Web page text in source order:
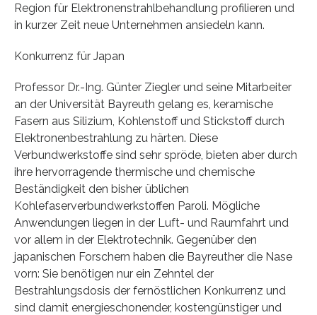
Region für Elektronenstrahlbehandlung profilieren und
in kurzer Zeit neue Unternehmen ansiedeln kann.
Konkurrenz für Japan
Professor Dr.-Ing. Günter Ziegler und seine Mitarbeiter
an der Universität Bayreuth gelang es, keramische
Fasern aus Silizium, Kohlenstoff und Stickstoff durch
Elektronenbestrahlung zu härten. Diese
Verbundwerkstoffe sind sehr spröde, bieten aber durch
ihre hervorragende thermische und chemische
Beständigkeit den bisher üblichen
Kohlefaserverbundwerkstoffen Paroli. Mögliche
Anwendungen liegen in der Luft- und Raumfahrt und
vor allem in der Elektrotechnik. Gegenüber den
japanischen Forschern haben die Bayreuther die Nase
vorn: Sie benötigen nur ein Zehntel der
Bestrahlungsdosis der fernöstlichen Konkurrenz und
sind damit energieschonender, kostengünstiger und